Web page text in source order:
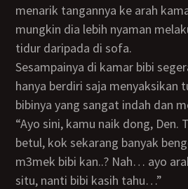
menarik tangannya ke arah
mungkin dia lebih nyaman
tidur daripada di sofa.
Sesampainya di kamar bibi segera berbaring, Deni
hanya berdiri saja menyaksikan
bibinya yang sangat indah dan
“Ayo sini, kamu naik dong, Den. Tadi kan semangat
betul, kok sekarang banyak
m3mek bibi kan..? Nah… ayo
situ, nanti bibi kasih tahu…”